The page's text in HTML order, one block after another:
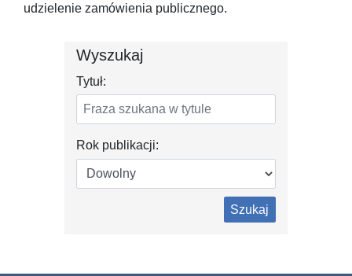
udzielenie zamówienia publicznego.
Wyszukaj
Tytuł:
Rok publikacji:
Szukaj